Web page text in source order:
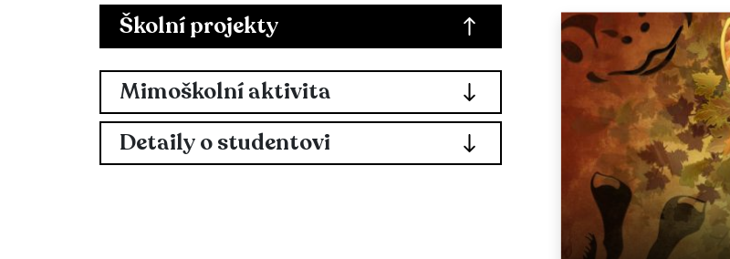
Školní projekty
Mimoškolní aktivita
Detaily o studentovi